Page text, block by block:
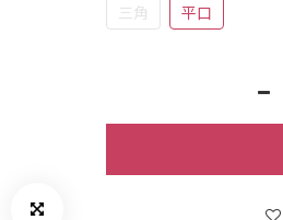
三角 平口